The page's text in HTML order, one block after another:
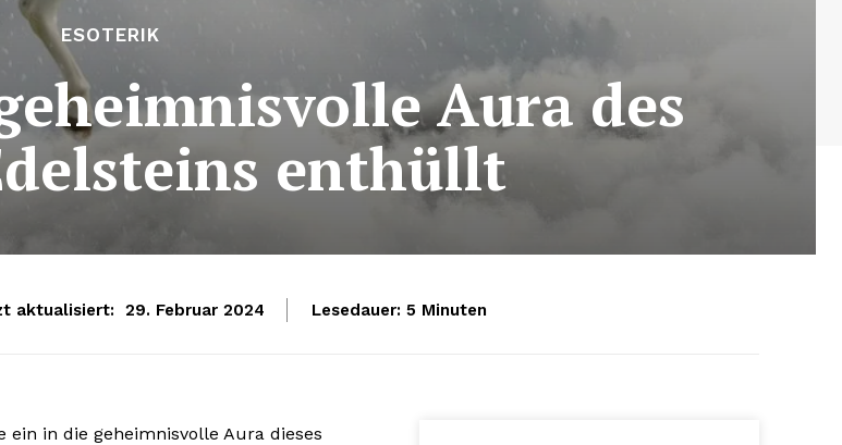
ESOTERIK
Aura des
enthüllt
aktualisiert: 29. Februar 2024 Lesedauer: 5 Minuten
in die geheimnisvolle Aura dieses